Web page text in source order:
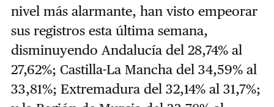
nivel más alarmante, han visto empeorar
sus registros esta última semana,
disminuyendo Andalucía del 28,74% al
27,62%; Castilla-La Mancha del 34,59% al
33,81%; Extremadura del 32,14% al 31,7%;